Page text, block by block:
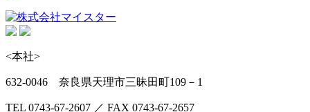
<本社>
632-0046 奈良県天理市三昧田町109－1
TEL 0743-67-2607 ／ FAX 0743-67-2657